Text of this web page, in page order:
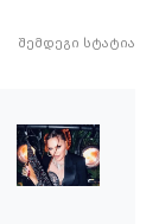
შემდეგი სტატია